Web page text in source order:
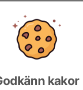
v.51 kakor